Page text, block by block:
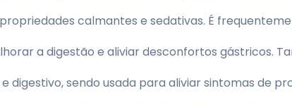
calmantes e sedativas. É
a digestão e aliviar desconfortos gástricos.
digestivo, sendo usada para aliviar sintomas de